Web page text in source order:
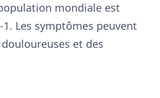
mondiale est
1. Les symptômes peuvent
et des